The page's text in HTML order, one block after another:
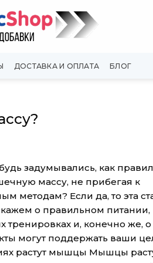
ДОСТАВКА И ОПЛАТА БЛОГ
задумывались, как
массу, не прибегая к
методам? Если да, то эта
о правильном питании,
тренировках и, конечно же, о
могут поддержать ваши
растут мышцы Мышцы